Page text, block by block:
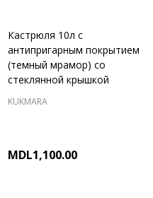
Кастрюля 10л с
антипригарным покрытием
(темный мрамор) со
стеклянной крышкой
KUKMARA
MDL1,100.00